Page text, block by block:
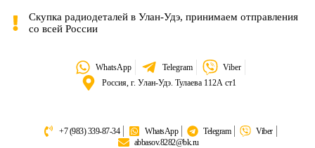
Скупка радиодеталей в Улан-Удэ, принимаем отправления
со всей России
WhatsApp Telegram
Viber
Россия, г. Улан-Удэ. Тулаева 112А ст1
+7 (983) 339-87-34 WhatsApp Telegram
Viber
abbasov.8282@bk.ru